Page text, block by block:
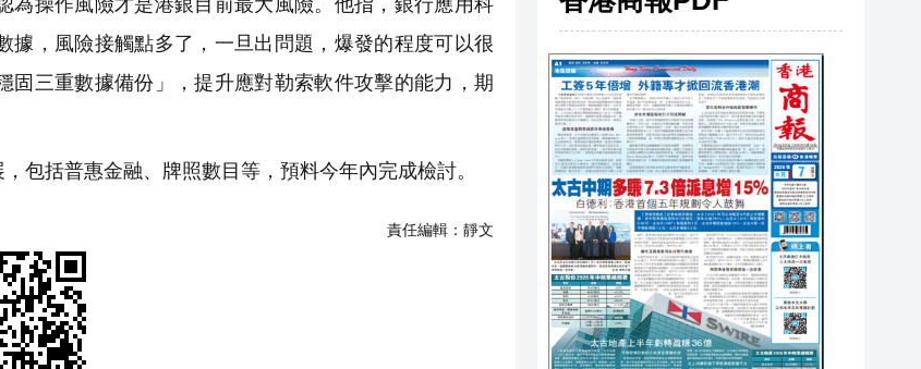
操作風險才是港銀目前最大風險。他指，銀行應用科
，風險接觸點多了，一旦出問題，爆發的程度可以很
三重數據備份」，提升應對勒索軟件攻擊的能力，期
包括普惠金融、牌照數目等，預料今年內完成檢討。
責任編輯： 靜文